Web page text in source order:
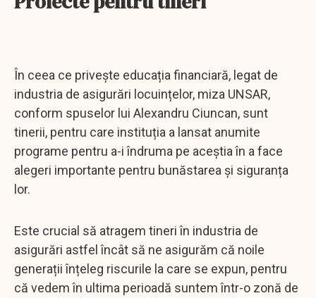
În ceea ce privește educația financiară, legat de
industria de asigurări locuințelor, miza UNSAR,
conform spuselor lui Alexandru Ciuncan, sunt
tinerii, pentru care instituția a lansat anumite
programe pentru a-i îndruma pe aceștia în a face
alegeri importante pentru bunăstarea și siguranța
lor.
Este crucial să atragem tineri în industria de
asigurări astfel încât să ne asigurăm că noile
generații înțeleg riscurile la care se expun, pentru
că vedem în ultima perioadă suntem într-o zonă de